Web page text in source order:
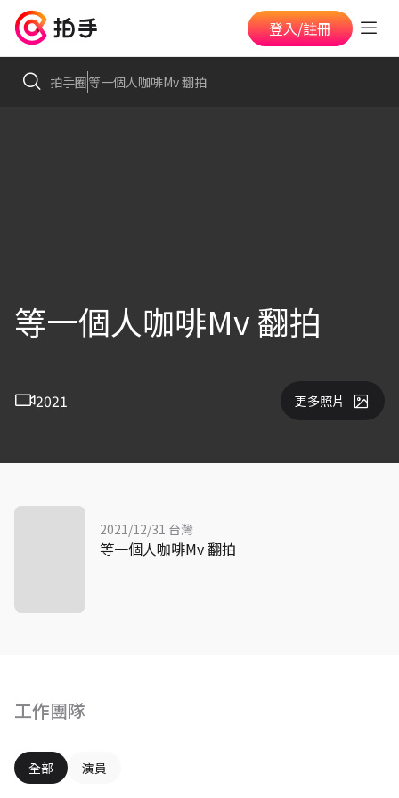
登入/註冊
拍手圈等一個人咖啡Mv 翻拍
等一個人咖啡Mv 翻拍
2021 更多照片
工作團隊
全部 演員
2021/12/31 台灣
等一個人咖啡Mv 翻拍